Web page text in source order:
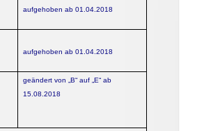
aufgehoben ab 01.04.2018
aufgehoben ab 01.04.2018
geändert von „B“ auf „E“ ab
15.08.2018